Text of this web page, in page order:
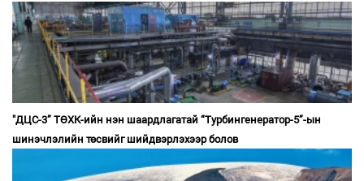
"ДЦС-3” ТӨХК-ийн нэн шаардлагатай “Турбингенератор-5”-ын
шинэчлэлийн төсвийг шийдвэрлэхээр болов